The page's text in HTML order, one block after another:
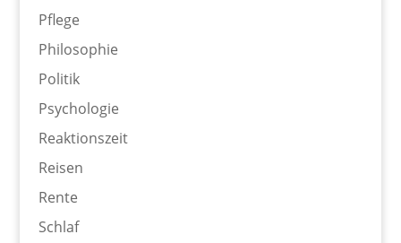
Pflege
Philosophie
Politik
Psychologie
Reaktionszeit
Reisen
Rente
Schlaf